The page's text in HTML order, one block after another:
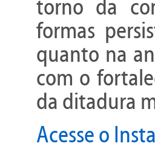
torno da
formas
quanto na
com o
da ditadura
Acesse o